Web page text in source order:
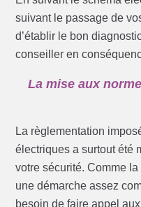
suivant le passage de
d’établir le bon
conseiller en
La mise aux
La règlementation
électriques a surtout été
votre sécurité. Comme
une démarche assez
besoin de faire appel